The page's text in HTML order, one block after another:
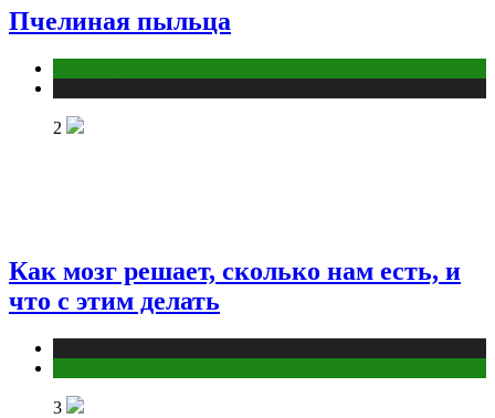
Пчелиная пыльца
2
Как мозг решает, сколько нам есть, и
что с этим делать
3